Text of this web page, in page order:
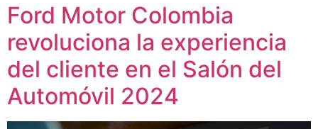
Ford Motor Colombia
revoluciona la experiencia
del cliente en el Salón del
Automóvil 2024